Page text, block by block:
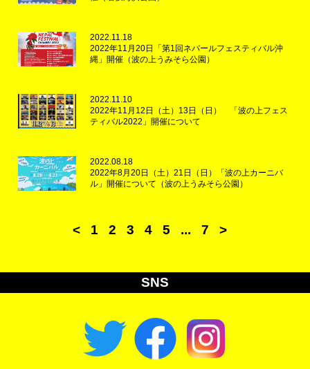
2022.11.18
2022年11月20日「第1回ネパールフェスティバル沖
縄」開催（波の上うみそら公園）
2022.11.10
2022年11月12日（土）13日（日） 「波の上フェス
ティバル2022」開催について
2022.08.18
2022年8月20日（土）21日（日）「波の上カーニバ
ル」開催について（波の上うみそら公園）
< 1 2 3 4 5 ... 7 >
SNS